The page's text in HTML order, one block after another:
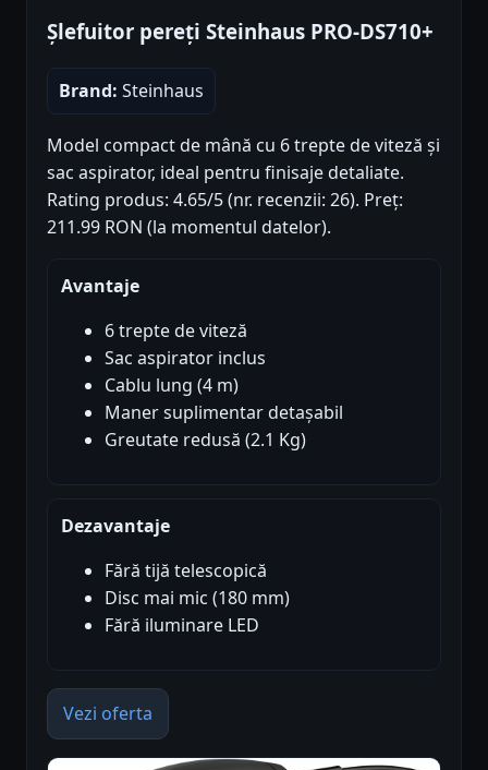
Șlefuitor pereți Steinhaus PRO-DS710+
Brand: Steinhaus
Model compact de mână cu 6 trepte de viteză și
sac aspirator, ideal pentru finisaje detaliate.
Rating produs: 4.65/5 (nr. recenzii: 26). Preț:
211.99 RON (la momentul datelor).
Avantaje
6 trepte de viteză
Sac aspirator inclus
Cablu lung (4 m)
Maner suplimentar detașabil
Greutate redusă (2.1 Kg)
Dezavantaje
Fără tijă telescopică
Disc mai mic (180 mm)
Fără iluminare LED
Vezi oferta